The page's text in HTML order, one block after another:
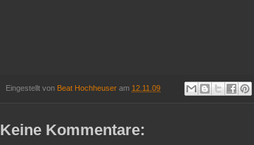
Eingestellt von Beat Hochheuser am 12.11.09
Keine Kommentare: